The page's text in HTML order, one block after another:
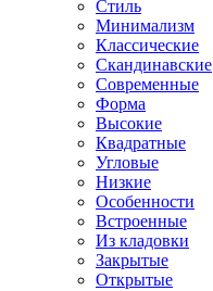
Стиль
Минимализм
Классические
Скандинавские
Современные
Форма
Высокие
Квадратные
Угловые
Низкие
Особенности
Встроенные
Из кладовки
Закрытые
Открытые